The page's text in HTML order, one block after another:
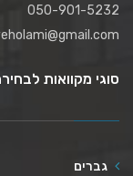
050-901-5232
סוגי מקוואות
גברים